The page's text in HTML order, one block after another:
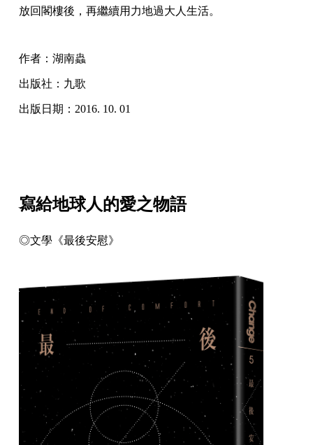
放回閣樓後，再繼續用力地過大人生活。
作者：湖南蟲
出版社：九歌
出版日期：2016. 10. 01
寫給地球人的愛之物語
◎文學《最後安慰》